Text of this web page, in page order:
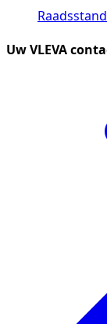
Uw VLEVA